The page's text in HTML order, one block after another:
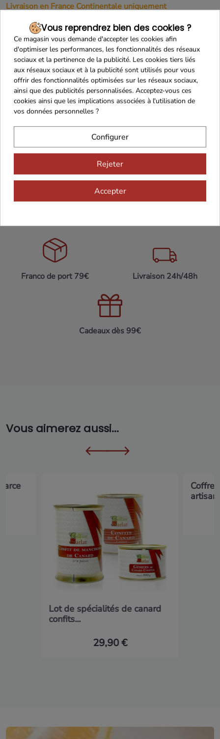
Livraison en France Continentale uniquement
Produit frais
S'agissant d'un produit frais avec une DLC courte et
nécessitant des moyens de conservation et de transport
spécifiques,le droit de rétractation ne peut être exercé
pour ce produit(Article L.221-28 du Code de la
consommation).
En savoir plus
Franco de port 79€ Livraison 24h/48h
Cadeaux dès 99€
Vous aimerez aussi...
Lot de spécialités de canard
confits...
29,90 €
Vous reprendrez bien des cookies ?
Ce magasin vous demande d'accepter les cookies afin
d'optimiser les performances, les fonctionnalités des réseaux
sociaux et la pertinence de la publicité. Les cookies tiers liés
aux réseaux sociaux et à la publicité sont utilisés pour vous
offrir des fonctionnalités optimisées sur les réseaux sociaux,
ainsi que des publicités personnalisées. Acceptez-vous ces
cookies ainsi que les implications associées à l'utilisation de
vos données personnelles ?
Configurer
Rejeter
Accepter